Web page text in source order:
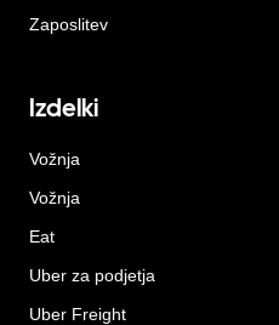
Zaposlitev
Izdelki
Vožnja
Vožnja
Eat
Uber za podjetja
Uber Freight